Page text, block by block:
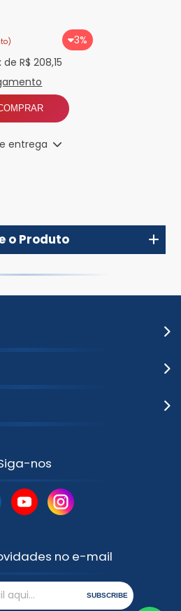
R$ 208,15
3%
entrega
o Produto
nos
no e-mail
SUBSCRIBE